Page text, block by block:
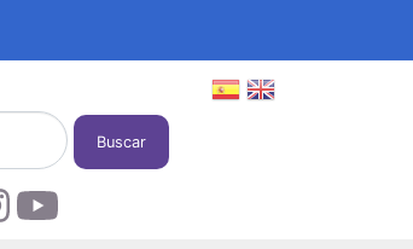
Buscar